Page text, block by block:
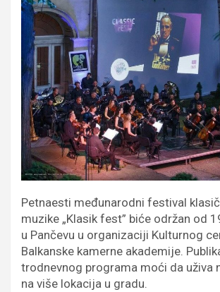
Petnaesti međunarodni festival
muzike „Klasik fest” biće održan od
u Pančevu u organizaciji Kulturnog
Balkanske kamerne akademije.
trodnevnog programa moći da uživa
na više lokacija u gradu.